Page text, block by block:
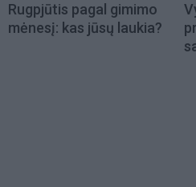
Rugpjūtis pagal gimimo
mėnesį: kas jūsų laukia?